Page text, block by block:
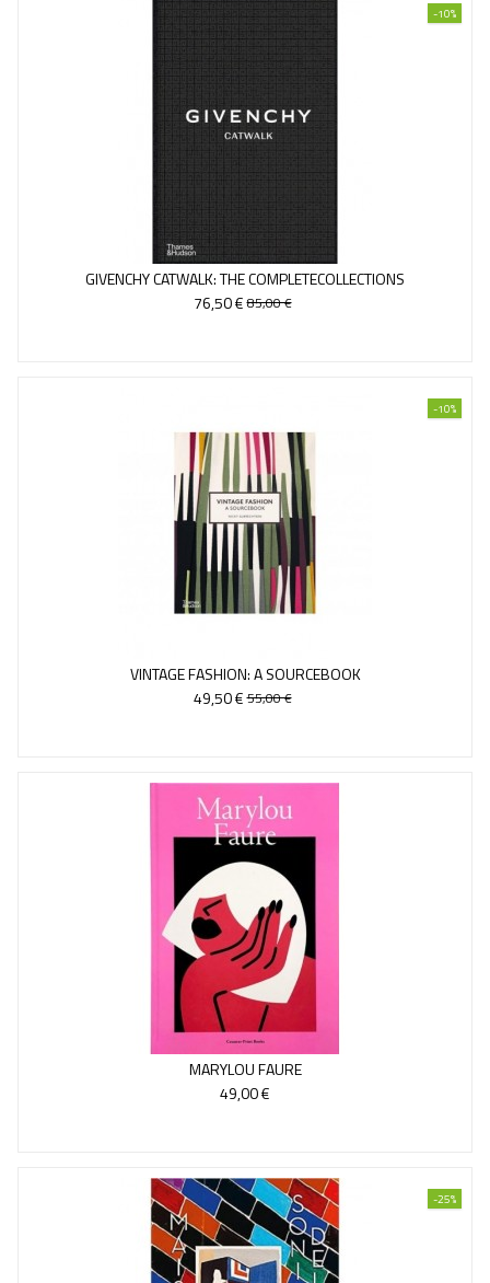
-10%
GIVENCHY CATWALK: THE COMPLETECOLLECTIONS
76,50 €85,00 €
-10%
VINTAGE FASHION: A SOURCEBOOK
49,50 €55,00 €
MARYLOU FAURE
49,00 €
-25%